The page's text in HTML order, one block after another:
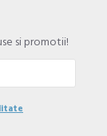
si promotii!